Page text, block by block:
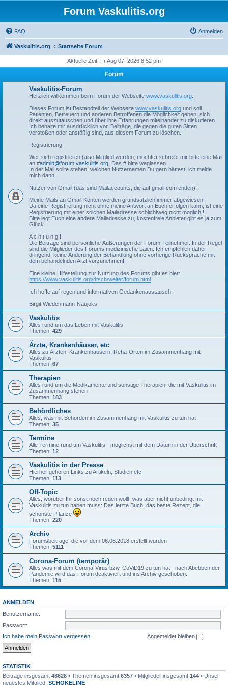
Forum Vaskulitis.org
FAQ Anmelden
Vaskulitis.org Startseite Forum
Aktuelle Zeit: Fr Aug 07, 2026 8:52 pm
Forum
Vaskulitis-Forum
Herzlich willkommen beim Forum der Webseite www.vaskulitis.org
Dieses Forum ist Bestandteil der Webseite www.vaskulitis.org und soll
Patienten, Betreuern und anderen Betroffenen die Möglichkeit geben, sich
direkt auszutauschen und über ihre Erfahrungen miteinander zu diskutieren.
Ich behalte mir ausdrücklich vor, Beiträge, die gegen die guten Sitten
verstoßen oder anstößig sind, aus diesem Forum zu löschen.
Registrierung:
Wer sich registrieren (also Mitglied werden, möchte) schreibt mir bitte eine Mail
an #admin@forum.vaskulitis.org . Das # bitte weglassen.
In der Mail sollte stehen, welchen Nutzernamen Du gern hättest, ich melde
mich dann.
Nutzer von Gmail (das sind Mailaccounts, die auf gmail.com enden):
Meine Mails an Gmail-Konten werden grundsätzlich immer abgewiesen!
Da eine Registrierung nicht ohne meine Antwort an Euch erfolgen kann, ist eine
Registrierung mit einer solchen Mailadresse schlichtweg nicht möglich!!!
Bitte legt Euch eine andere Mailadresse zu, kostenfreie Anbieter gibt es ja zum
Glück.
A c h t u n g !
Die Beiträge sind persönliche Äußerungen der Forum-Teilnehmer. In der Regel
sind die Mitglieder des Forums medizinische Laien. Ich empfehlen daher
dringend, keine Änderung der Behandlung ohne vorherige Rücksprache mit
dem behandelnden Arzt vorzunehmen!
Eine kleine Hilfestellung zur Nutzung des Forums gibt es hier:
https://www.vaskulitis.org/dtsch/weiter/forum.html
Ich hoffe auf regen und informativen Gedankenaustausch!
Birgit Wiedenmann-Naujoks
Vaskulitis
Alles rund um das Leben mit Vaskulitis
Themen: 429
Ärzte, Krankenhäuser, etc
Alles zu Ärzten, Krankenhäusern, Reha-Orten im Zusammenhang mit
Vaskulitis
Themen: 67
Therapien
Alles rund um die Medikamente und sonstige Therapien, die mit Vaskulitis im
Zusammenhang stehen
Themen: 183
Behördliches
Alles, was mit Behörden im Zusammenhang mit Vaskulitis zu tun hat
Themen: 35
Termine
Alle Termine rund um Vaskulitis - möglichst mit dem Datum in der Überschrift
Themen: 12
Vaskulitis in der Presse
Hierher gehören Links zu Artikeln, Studien etc.
Themen: 113
Off-Topic
Alles, worüber Ihr sonst noch reden wollt, was aber nicht unbedingt mit
Vaskulitis zu tun haben muss: Das letzte Buch, das beste Rezept, die
schönste Pflanze
Themen: 220
Archiv
Forumsbeiträge, die vor dem 06.06.2018 erstellt wurden
Themen: 5111
Corona-Forum (temporär)
Alles was mit dem Corona-Virus bzw. CoViD19 zu tun hat - nach Abebben der
Pandemie wird das Forum deaktiviert und ins Archiv geschoben.
Themen: 115
ANMELDEN
Benutzername:
Passwort:
Ich habe mein Passwort vergessen
Angemeldet bleiben
STATISTIK
Beiträge insgesamt 48628 • Themen insgesamt 6357 • Mitglieder insgesamt 144 • Unser
neuestes Mitglied: SCHOKELINE